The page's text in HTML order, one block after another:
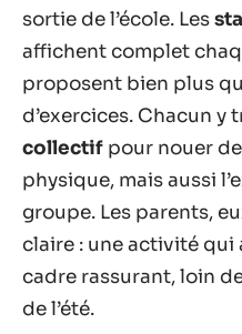
sortie de l’école. Les
affichent complet
proposent bien plus
d’exercices. Chacun y
collectif pour nouer
physique, mais aussi
groupe. Les parents,
claire : une activité
cadre rassurant, loin
de l’été.